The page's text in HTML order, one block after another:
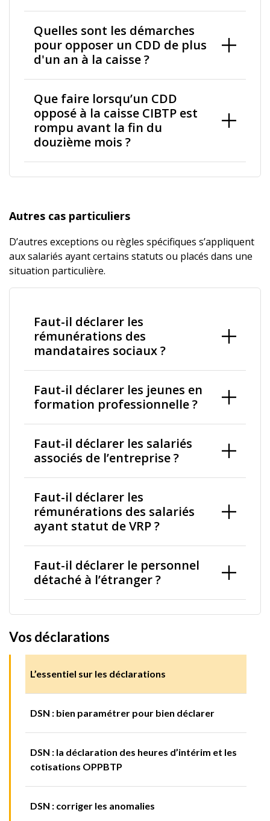
Quelles sont les démarches
pour opposer un CDD de plus
d'un an à la caisse ?
Que faire lorsqu’un CDD
opposé à la caisse CIBTP est
rompu avant la fin du
douzième mois ?
Autres cas particuliers
D’autres exceptions ou règles spécifiques s’appliquent
aux salariés ayant certains statuts ou placés dans une
situation particulière.
Faut-il déclarer les
rémunérations des
mandataires sociaux ?
Faut-il déclarer les jeunes en
formation professionnelle ?
Faut-il déclarer les salariés
associés de l’entreprise ?
Faut-il déclarer les
rémunérations des salariés
ayant statut de VRP ?
Faut-il déclarer le personnel
détaché à l’étranger ?
Vos déclarations
L’essentiel sur les déclarations
DSN : bien paramétrer pour bien déclarer
DSN : la déclaration des heures d’intérim et les
cotisations OPPBTP
DSN : corriger les anomalies